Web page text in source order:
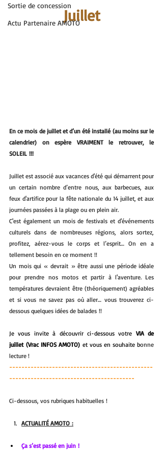
Sortie de concession
Actu Partenaire AMOTOJuillet
En ce mois de juillet et d’un été installé (au moins sur le
calendrier) on espère VRAIMENT le retrouver, le
SOLEIL !!!
Juillet est associé aux vacances d'été qui démarrent pour
un certain nombre d’entre nous, aux barbecues, aux
feux d'artifice pour la fête nationale du 14 juillet, et aux
journées passées à la plage ou en plein air.
C'est également un mois de festivals et d'événements
culturels dans de nombreuses régions, alors sortez,
profitez, aérez-vous le corps et l’esprit… On en a
tellement besoin en ce moment !!
Un mois qui « devrait » être aussi une période idéale
pour prendre nos motos et partir à l'aventure. Les
températures devraient être (théoriquement) agréables
et si vous ne savez pas où aller… vous trouverez ci-
dessous quelques idées de balades !!
Je vous invite à découvrir ci-dessous votre VIA de
juillet (Vrac INFOS AMOTO) et vous en souhaite bonne
lecture !
-----------------------------------------------
-----------------------------------------
Ci-dessous, vos rubriques habituelles !
ACTUALITÉ AMOTO :
Ça s’est passé en juin !